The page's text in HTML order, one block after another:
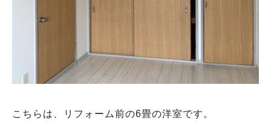
こちらは、リフォーム前の6畳の洋室です。